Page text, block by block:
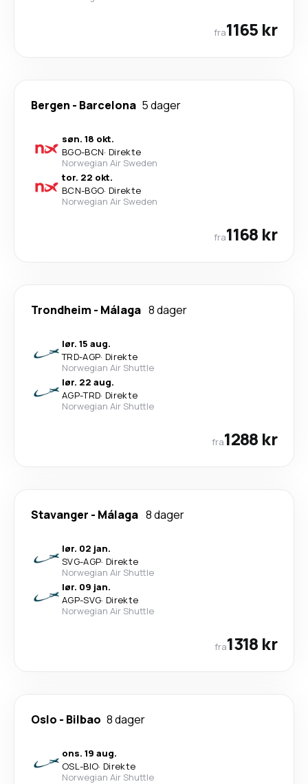
fra1165 kr
Bergen - Barcelona 5 dager
søn. 18 okt.
BGO-BCN· Direkte
Norwegian Air Sweden
tor. 22 okt.
BCN-BGO· Direkte
Norwegian Air Sweden
fra1168 kr
Trondheim - Málaga 8 dager
lør. 15 aug.
TRD-AGP· Direkte
Norwegian Air Shuttle
lør. 22 aug.
AGP-TRD· Direkte
Norwegian Air Shuttle
fra1288 kr
Stavanger - Málaga 8 dager
lør. 02 jan.
SVG-AGP· Direkte
Norwegian Air Shuttle
lør. 09 jan.
AGP-SVG· Direkte
Norwegian Air Shuttle
fra1318 kr
Oslo - Bilbao 8 dager
ons. 19 aug.
OSL-BIO· Direkte
Norwegian Air Shuttle